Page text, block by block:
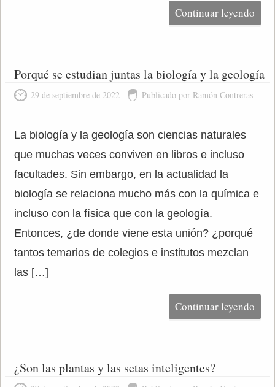
Continuar leyendo
Porqué se estudian juntas la biología y la geología
29 de septiembre de 2022 Publicado por Ramón Contreras
La biología y la geología son ciencias naturales
que muchas veces conviven en libros e incluso
facultades. Sin embargo, en la actualidad la
biología se relaciona mucho más con la química e
incluso con la física que con la geología.
Entonces, ¿de donde viene esta unión? ¿porqué
tantos temarios de colegios e institutos mezclan
las […]
Continuar leyendo
¿Son las plantas y las setas inteligentes?